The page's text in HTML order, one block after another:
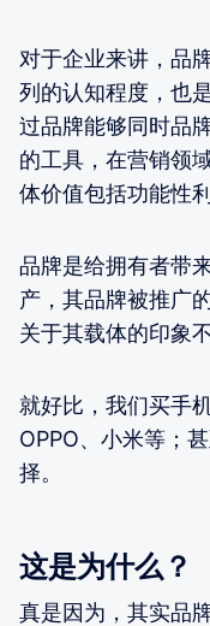
对于企业来讲，品
列的认知程度，也
过品牌能够同时品
的工具，在营销领
体价值包括功能性
品牌是给拥有者带
产，其品牌被推广
关于其载体的印象
就好比，我们买手
OPPO、小米等；
择。
这是为什么？
真是因为，其实品